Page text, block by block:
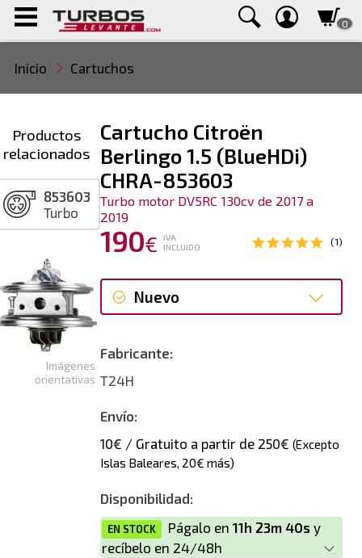
0
Inicio Cartuchos
Cartucho Citroën
Berlingo 1.5 (BlueHDi)
CHRA-853603
Turbo motor DV5RC 130cv de 2017 a
2019
190€
IVA
INCLUIDO
(1)
Nuevo
Fabricante:
T24H
Envío:
10€ / Gratuito a partir de 250€ (Excepto
Islas Baleares, 20€ más)
Disponibilidad:
EN STOCK Págalo en 11h 23m 40s y
recíbelo en 24/48h
Imágenes
orientativas
Productos
relacionados
853603
Turbo